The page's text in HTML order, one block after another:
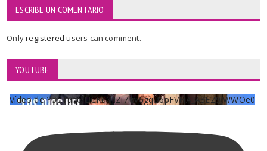
ESCRIBE UN COMENTARIO
Onlyregisteredusers can comment.
YOUTUBE
Vídeo de YouTube UCKqYjiZi7lzy6gqU6pFVFiA_A3EZ9JWWOe0